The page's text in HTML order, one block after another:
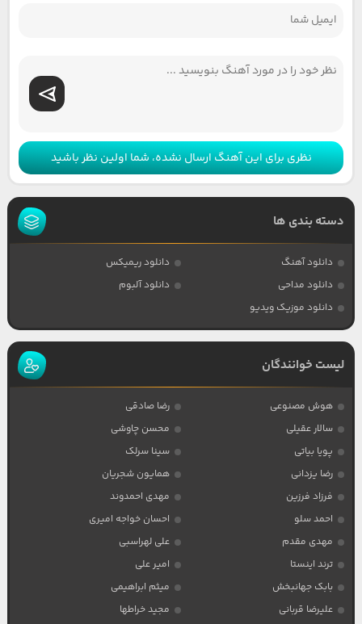
نظری برای این آهنگ ارسال نشده، شما اولین نظر باشید
دسته بندی ها
دانلود آهنگ
دانلود ریمیکس
دانلود مداحی
دانلود آلبوم
دانلود موزیک ویدیو
لیست خوانندگان
هوش مصنوعی
رضا صادقی
سالار عقیلی
محسن چاوشی
پویا بیاتی
سینا سرلک
رضا یزدانی
همایون شجریان
فرزاد فرزین
مهدی احمدوند
احمد سلو
احسان خواجه امیری
مهدی مقدم
علی لهراسبی
ترند اینستا
امیر علی
بابک جهانبخش
میثم ابراهیمی
علیرضا قربانی
مجید خراطها